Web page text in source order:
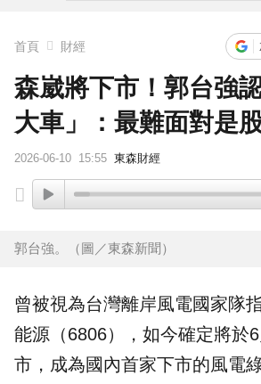
首頁 財經
森崴將下市！郭台強
大車」：最難面對是
2026-06-10 15:55 東森財經
郭台強。（圖／東森新聞）
曾被視為台灣離岸風電國家隊
能源（6806），如今確定將於
市，成為國內首家下市的風電